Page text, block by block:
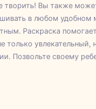
творить! Вы также
в любом удобном
Раскраска
увлекательный,
Позвольте своему